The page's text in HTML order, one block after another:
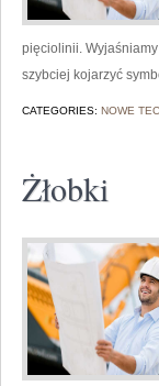
pięciolinii.
szybciej kojarzyć
CATEGORIES: NOWE
Żłobki